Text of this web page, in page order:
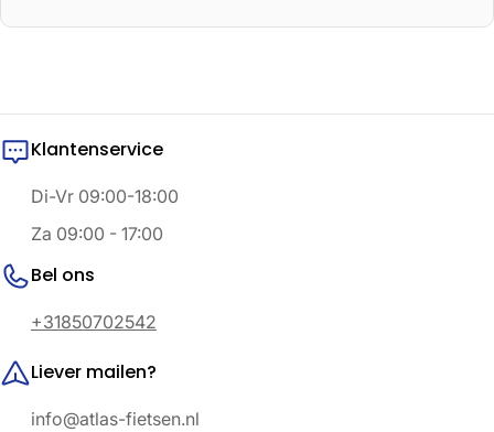
Klantenservice
Di-Vr 09:00-18:00
Za 09:00 - 17:00
Bel ons
+31850702542
Liever mailen?
info@atlas-fietsen.nl